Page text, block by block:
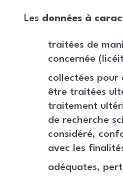
Les données à
traitées de
concernée
collectées pour
être traitées
traitement
de recherche
considéré,
avec les
adéquates,